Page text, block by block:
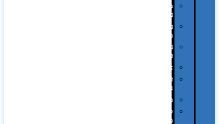
מארזי
עטים
עטי
מתכת
עטי
פלסטיק
אוזניות
זכרונות
ניידים
מפצלים
סביבת
מחשב